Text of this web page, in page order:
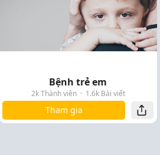
Bệnh trẻ em
2k Thành viên · 1.6k Bài viết
Tham gia